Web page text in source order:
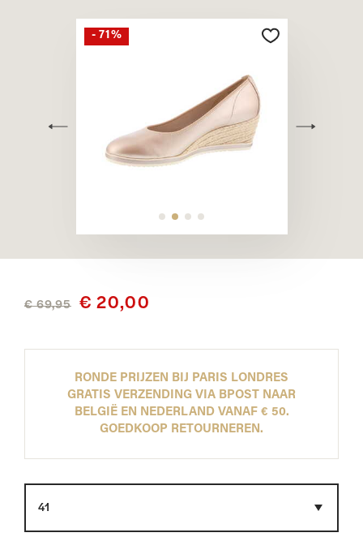
- 71%
€ 69,95 € 20,00
RONDE PRIJZEN BIJ PARIS LONDRES
GRATIS VERZENDING VIA BPOST NAAR
BELGIË EN NEDERLAND VANAF € 50.
GOEDKOOP RETOURNEREN.